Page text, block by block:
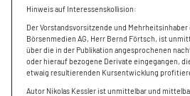
Hinweis auf Interessenskollision:
Der Vorstandsvorsitzende und
Börsenmedien AG, Herr Bernd Förtsch, ist
über die in der Publikation angesprochenen
oder hierauf bezogene Derivate eingegangen,
etwaig resultierenden Kursentwicklung
Autor Nikolas Kessler ist unmittelbar und